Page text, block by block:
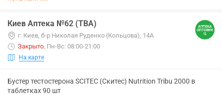
Киев Аптека №62 (ТВА)
г. Киев, б-р Николая Руденко (Кольцова), 14А
Закрыто. Пн-Вс: 08:00-21:00
На карте
Бустер тестостерона SCITEC (Скитес) Nutrition Tribu 2000 в
таблетках 90 шт